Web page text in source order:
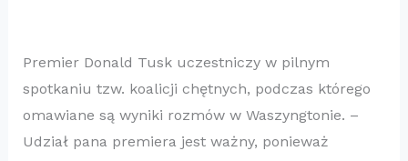
​Premier Donald Tusk uczestniczy w pilnym
spotkaniu tzw. koalicji chętnych, podczas którego
omawiane są wyniki rozmów w Waszyngtonie. –
Udział pana premiera jest ważny, ponieważ